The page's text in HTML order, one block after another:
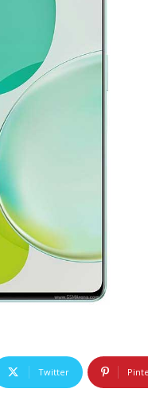
Twitter